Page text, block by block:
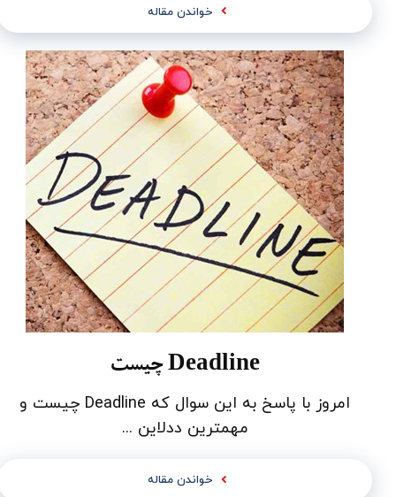
خواندن مقاله
Deadline چیست
امروز با پاسخ به این سوال که Deadline چیست و
مهمترین ددلاین ...
خواندن مقاله